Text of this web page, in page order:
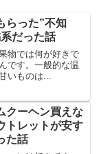
らった”不知
だった話
物では何が好きで
です。一般的な温
いものは...
クーヘン買えな
トレットが安す
た話